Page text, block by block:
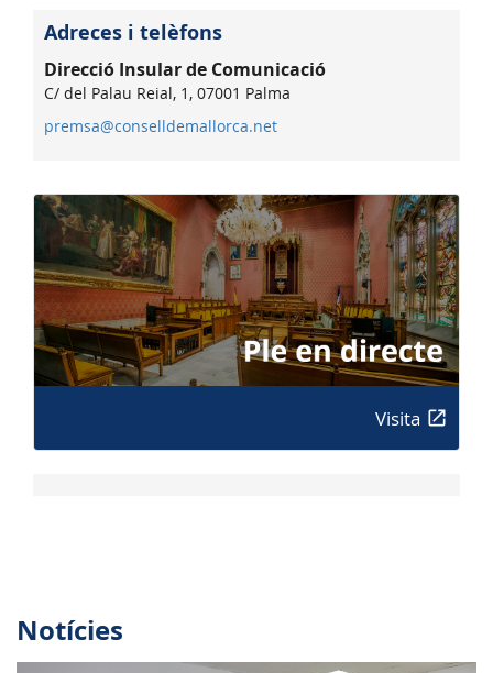
Adreces i telèfons
Direcció Insular de Comunicació
C/ del Palau Reial, 1, 07001 Palma
premsa@conselldemallorca.net
Visita
Notícies